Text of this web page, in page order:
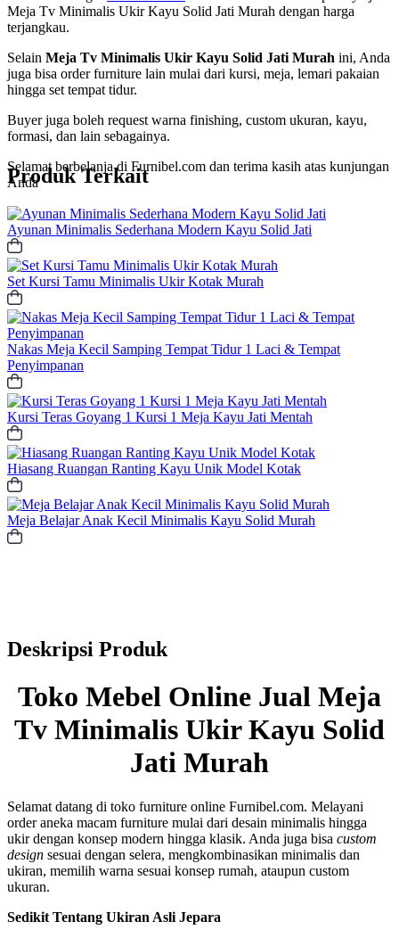
Meja Tv Minimalis Ukir Kayu Solid Jati Murah dengan harga
terjangkau.
Selain Meja Tv Minimalis Ukir Kayu Solid Jati Murah ini, Anda
juga bisa order furniture lain mulai dari kursi, meja, lemari pakaian
hingga set tempat tidur.
Buyer juga boleh request warna finishing, custom ukuran, kayu,
formasi, dan lain sebagainya.
Selamat berbelanja di Furnibel.com dan terima kasih atas kunjungan
Anda
Produk Terkait
Ayunan Minimalis Sederhana Modern Kayu Solid Jati
Set Kursi Tamu Minimalis Ukir Kotak Murah
Nakas Meja Kecil Samping Tempat Tidur 1 Laci & Tempat
Penyimpanan
Kursi Teras Goyang 1 Kursi 1 Meja Kayu Jati Mentah
Hiasang Ruangan Ranting Kayu Unik Model Kotak
Meja Belajar Anak Kecil Minimalis Kayu Solid Murah
Deskripsi Produk
Toko Mebel Online Jual Meja
Tv Minimalis Ukir Kayu Solid
Jati Murah
Selamat datang di toko furniture online Furnibel.com. Melayani
order aneka macam furniture mulai dari desain minimalis hingga
ukir dengan konsep modern hingga klasik. Anda juga bisa custom
design sesuai dengan selera, mengkombinasikan minimalis dan
ukiran, memilih warna sesuai konsep rumah, ataupun custom
ukuran.
Sedikit Tentang Ukiran Asli Jepara